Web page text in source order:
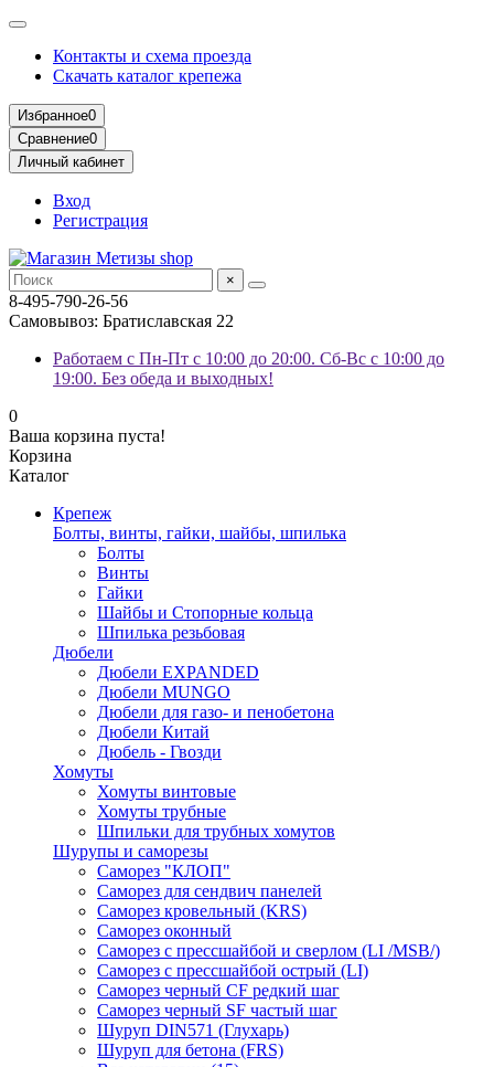
Контакты и схема проезда
Скачать каталог крепежа
Избранное0
Сравнение0
Личный кабинет
Вход
Регистрация
×
8-495-790-26-56
Самовывоз: Братиславская 22
Работаем с Пн-Пт с 10:00 до 20:00. Сб-Вс с 10:00 до
19:00. Без обеда и выходных!
0
Ваша корзина пуста!
Корзина
Каталог
Крепеж
Болты, винты, гайки, шайбы, шпилька
Болты
Винты
Гайки
Шайбы и Стопорные кольца
Шпилька резьбовая
Дюбели
Дюбели EXPANDED
Дюбели MUNGO
Дюбели для газо- и пенобетона
Дюбели Китай
Дюбель - Гвозди
Хомуты
Хомуты винтовые
Хомуты трубные
Шпильки для трубных хомутов
Шурупы и саморезы
Саморез "КЛОП"
Саморез для сендвич панелей
Саморез кровельный (KRS)
Саморез оконный
Саморез с прессшайбой и сверлом (LI /MSB/)
Саморез с прессшайбой острый (LI)
Саморез черный CF редкий шаг
Саморез черный SF частый шаг
Шуруп DIN571 (Глухарь)
Шуруп для бетона (FRS)